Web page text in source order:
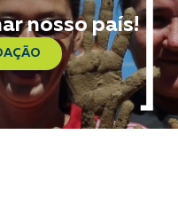
nosso país!